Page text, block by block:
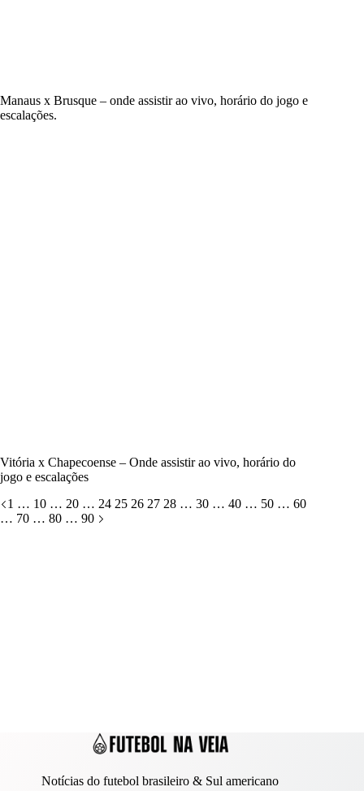
Manaus x Brusque – onde assistir ao vivo, horário do jogo e
escalações.
Vitória x Chapecoense – Onde assistir ao vivo, horário do
jogo e escalações
1 … 10 … 20 … 24 25 26 27 28 … 30 … 40 … 50 … 60
… 70 … 80 … 90
Notícias do futebol brasileiro & Sul americano